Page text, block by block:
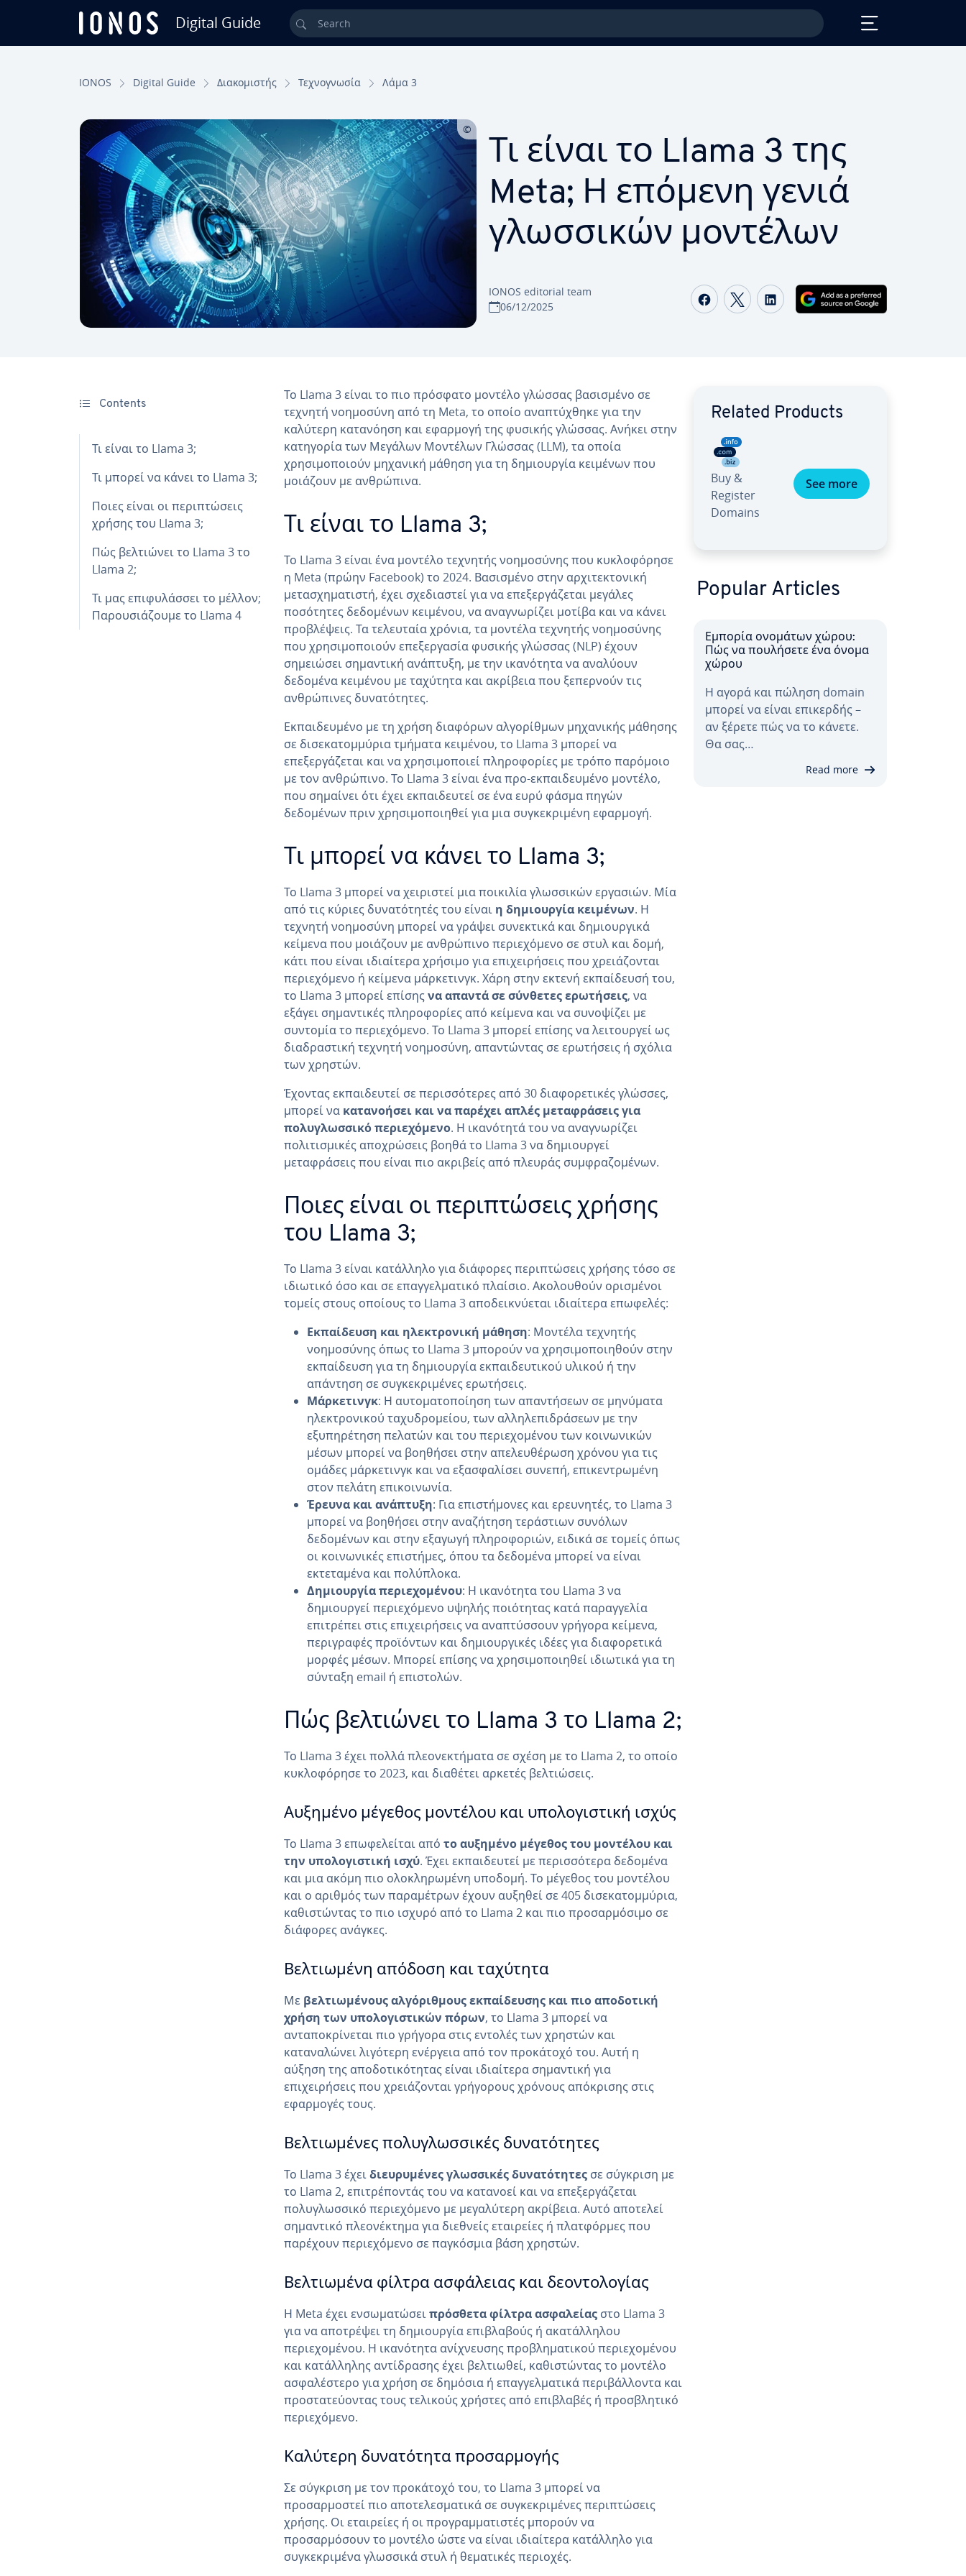
Digital Guide Search
IONOS Digital Guide Διακομιστής Τεχνογνωσία Λάμα 3
Τι είναι το Llama 3 της
Meta; Η επόμενη γενιά
γλωσσικών μοντέλων
IONOS editorial team
06/12/2025
Share on Facebook
Share on Twitter
Share on LinkedIn
Contents
Τι είναι το Llama 3;
Τι μπορεί να κάνει το Llama 3;
Ποιες είναι οι περιπτώσεις
χρήσης του Llama 3;
Πώς βελτιώνει το Llama 3 το
Llama 2;
Τι μας επιφυλάσσει το μέλλον;
Παρουσιάζουμε το Llama 4
Το Llama 3 είναι το πιο πρόσφατο μοντέλο γλώσσας βασισμένο σε
τεχνητή νοημοσύνη από τη Meta, το οποίο αναπτύχθηκε για την
καλύτερη κατανόηση και εφαρμογή της φυσικής γλώσσας. Ανήκει στην
κατηγορία των Μεγάλων Μοντέλων Γλώσσας (LLM), τα οποία
χρησιμοποιούν μηχανική μάθηση για τη δημιουργία κειμένων που
μοιάζουν με ανθρώπινα.
Τι είναι το Llama 3;
Το Llama 3 είναι ένα μοντέλο τεχνητής νοημοσύνης που κυκλοφόρησε
η Meta (πρώην Facebook) το 2024. Βασισμένο στην αρχιτεκτονική
μετασχηματιστή, έχει σχεδιαστεί για να επεξεργάζεται μεγάλες
ποσότητες δεδομένων κειμένου, να αναγνωρίζει μοτίβα και να κάνει
προβλέψεις. Τα τελευταία χρόνια, τα μοντέλα τεχνητής νοημοσύνης
που χρησιμοποιούν επεξεργασία φυσικής γλώσσας (NLP) έχουν
σημειώσει σημαντική ανάπτυξη, με την ικανότητα να αναλύουν
δεδομένα κειμένου με ταχύτητα και ακρίβεια που ξεπερνούν τις
ανθρώπινες δυνατότητες.
Εκπαιδευμένο με τη χρήση διαφόρων αλγορίθμων μηχανικής μάθησης
σε δισεκατομμύρια τμήματα κειμένου, το Llama 3 μπορεί να
επεξεργάζεται και να χρησιμοποιεί πληροφορίες με τρόπο παρόμοιο
με τον ανθρώπινο. Το Llama 3 είναι ένα προ-εκπαιδευμένο μοντέλο,
που σημαίνει ότι έχει εκπαιδευτεί σε ένα ευρύ φάσμα πηγών
δεδομένων πριν χρησιμοποιηθεί για μια συγκεκριμένη εφαρμογή.
Τι μπορεί να κάνει το Llama 3;
Το Llama 3 μπορεί να χειριστεί μια ποικιλία γλωσσικών εργασιών. Μία
από τις κύριες δυνατότητές του είναι η δημιουργία κειμένων. Η
τεχνητή νοημοσύνη μπορεί να γράψει συνεκτικά και δημιουργικά
κείμενα που μοιάζουν με ανθρώπινο περιεχόμενο σε στυλ και δομή,
κάτι που είναι ιδιαίτερα χρήσιμο για επιχειρήσεις που χρειάζονται
περιεχόμενο ή κείμενα μάρκετινγκ. Χάρη στην εκτενή εκπαίδευσή του,
το Llama 3 μπορεί επίσηςνα απαντά σε σύνθετες ερωτήσεις, να
εξάγει σημαντικές πληροφορίες από κείμενα και να συνοψίζει με
συντομία το περιεχόμενο. Το Llama 3 μπορεί επίσης να λειτουργεί ως
διαδραστική τεχνητή νοημοσύνη, απαντώντας σε ερωτήσεις ή σχόλια
των χρηστών.
Έχοντας εκπαιδευτεί σε περισσότερες από 30 διαφορετικές γλώσσες,
μπορεί να κατανοήσει και να παρέχει απλές μεταφράσεις για
πολυγλωσσικό περιεχόμενο. Η ικανότητά του να αναγνωρίζει
πολιτισμικές αποχρώσεις βοηθά το Llama 3 να δημιουργεί
μεταφράσεις που είναι πιο ακριβείς από πλευράς συμφραζομένων.
Ποιες είναι οι περιπτώσεις χρήσης
του Llama 3;
Το Llama 3 είναι κατάλληλο για διάφορες περιπτώσεις χρήσης τόσο σε
ιδιωτικό όσο και σε επαγγελματικό πλαίσιο. Ακολουθούν ορισμένοι
τομείς στους οποίους το Llama 3 αποδεικνύεται ιδιαίτερα επωφελές:
Εκπαίδευση και ηλεκτρονική μάθηση: Μοντέλα τεχνητής
νοημοσύνης όπως το Llama 3 μπορούν να χρησιμοποιηθούν στην
εκπαίδευση για τη δημιουργία εκπαιδευτικού υλικού ή την
απάντηση σε συγκεκριμένες ερωτήσεις.
Μάρκετινγκ: Η αυτοματοποίηση των απαντήσεων σε μηνύματα
ηλεκτρονικού ταχυδρομείου, των αλληλεπιδράσεων με την
εξυπηρέτηση πελατών και του περιεχομένου των κοινωνικών
μέσων μπορεί να βοηθήσει στην απελευθέρωση χρόνου για τις
ομάδες μάρκετινγκ και να εξασφαλίσει συνεπή, επικεντρωμένη
στον πελάτη επικοινωνία.
Έρευνα και ανάπτυξη: Για επιστήμονες και ερευνητές, το Llama 3
μπορεί να βοηθήσει στην αναζήτηση τεράστιων συνόλων
δεδομένων και στην εξαγωγή πληροφοριών, ειδικά σε τομείς όπως
οι κοινωνικές επιστήμες, όπου τα δεδομένα μπορεί να είναι
εκτεταμένα και πολύπλοκα.
Δημιουργία περιεχομένου: Η ικανότητα του Llama 3 να
δημιουργεί περιεχόμενο υψηλής ποιότητας κατά παραγγελία
επιτρέπει στις επιχειρήσεις να αναπτύσσουν γρήγορα κείμενα,
περιγραφές προϊόντων και δημιουργικές ιδέες για διαφορετικά
μορφές μέσων. Μπορεί επίσης να χρησιμοποιηθεί ιδιωτικά για τη
σύνταξη email ή επιστολών.
Πώς βελτιώνει το Llama 3 το Llama 2;
Το Llama 3 έχει πολλά πλεονεκτήματα σε σχέση με το Llama 2, το οποίο
κυκλοφόρησε το 2023, και διαθέτει αρκετές βελτιώσεις.
Αυξημένο μέγεθος μοντέλου και υπολογιστική ισχύς
Το Llama 3 επωφελείται από το αυξημένο μέγεθος του μοντέλου και
την υπολογιστική ισχύ. Έχει εκπαιδευτεί με περισσότερα δεδομένα
και μια ακόμη πιο ολοκληρωμένη υποδομή. Το μέγεθος του μοντέλου
και ο αριθμός των παραμέτρων έχουν αυξηθεί σε 405 δισεκατομμύρια,
καθιστώντας το πιο ισχυρό από το Llama 2 και πιο προσαρμόσιμο σε
διάφορες ανάγκες.
Βελτιωμένη απόδοση και ταχύτητα
Με βελτιωμένους αλγόριθμους εκπαίδευσης και πιο αποδοτική
χρήση των υπολογιστικών πόρων, το Llama 3 μπορεί να
ανταποκρίνεται πιο γρήγορα στις εντολές των χρηστών και
καταναλώνει λιγότερη ενέργεια από τον προκάτοχό του. Αυτή η
αύξηση της αποδοτικότητας είναι ιδιαίτερα σημαντική για
επιχειρήσεις που χρειάζονται γρήγορους χρόνους απόκρισης στις
εφαρμογές τους.
Βελτιωμένες πολυγλωσσικές δυνατότητες
Το Llama 3 έχειδιευρυμένες γλωσσικές δυνατότητες σε σύγκριση με
το Llama 2, επιτρέποντάς του να κατανοεί και να επεξεργάζεται
πολυγλωσσικό περιεχόμενο με μεγαλύτερη ακρίβεια. Αυτό αποτελεί
σημαντικό πλεονέκτημα για διεθνείς εταιρείες ή πλατφόρμες που
παρέχουν περιεχόμενο σε παγκόσμια βάση χρηστών.
Βελτιωμένα φίλτρα ασφάλειας και δεοντολογίας
Η Meta έχει ενσωματώσειπρόσθετα φίλτρα ασφαλείας στο Llama 3
για να αποτρέψει τη δημιουργία επιβλαβούς ή ακατάλληλου
περιεχομένου. Η ικανότητα ανίχνευσης προβληματικού περιεχομένου
και κατάλληλης αντίδρασης έχει βελτιωθεί, καθιστώντας το μοντέλο
ασφαλέστερο για χρήση σε δημόσια ή επαγγελματικά περιβάλλοντα και
προστατεύοντας τους τελικούς χρήστες από επιβλαβές ή προσβλητικό
περιεχόμενο.
Καλύτερη δυνατότητα προσαρμογής
Σε σύγκριση με τον προκάτοχό του, το Llama 3 μπορεί να
προσαρμοστεί πιο αποτελεσματικά σε συγκεκριμένες περιπτώσεις
χρήσης. Οι εταιρείες ή οι προγραμματιστές μπορούν να
προσαρμόσουν το μοντέλο ώστε να είναι ιδιαίτερα κατάλληλο για
συγκεκριμένα γλωσσικά στυλ ή θεματικές περιοχές.
Related Products
Buy &
Register
Domains
See more
Popular Articles
Εμπορία ονομάτων χώρου:
Πώς να πουλήσετε ένα όνομα
χώρου
Η αγορά και πώληση domain
μπορεί να είναι επικερδής –
αν ξέρετε πώς να το κάνετε.
Θα σας…
Read more